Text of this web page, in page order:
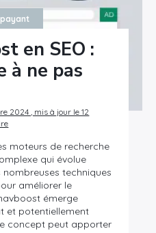
en SEO :
à ne pas
2024 , mis à jour le 12
moteurs de recherche
qui évolue
techniques
améliorer le
émerge
et potentiellement
concept peut apporter